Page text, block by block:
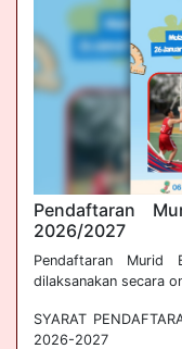
Pendaftaran
2026/2027
Pendaftaran
dilaksanakan secara
SYARAT
2026-2027